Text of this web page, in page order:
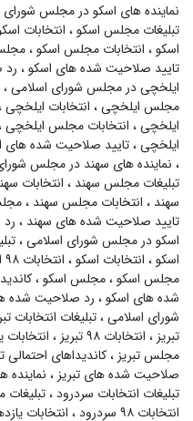
نماینده های اسکو در مجلس شورای
تبلیغات مجلس اسکو، انتخابات
اسکو، انتخابات مجلس اسکو،
تایید صلاحیت شده های اسکو،
ایلخچی در مجلس شورای اسلامی،
مجلس ایلخچی، انتخابات ایلخچی
ایلخچی، انتخابات مجلس ایلخچی
ایلخچی،تایید صلاحیت شده های
، نماینده های سهند در مجلس
تبلیغات مجلس سهند ، انتخابات
سهند ، انتخابات مجلس سهند ،
تایید صلاحیت شده های سهند ،
اسکو در مجلس شورای اسلامی،
اسکو، انتخابات اسکو، انتخابات ۹۸ اسکو
مجلس اسکو،مجلس اسکو،
شده های اسکو، رد صلاحیت شده
شورای اسلامی،تبلیغات انتخابات
تبریز، انتخابات ۹۸ تبریز ، انتخابات
مجلس تبریز،کاندیداهای احتمالی
صلاحیت شده های تبریز،
تبلیغات انتخابات سردرود،
انتخابات ۹۸ سردرود
، انتخابات